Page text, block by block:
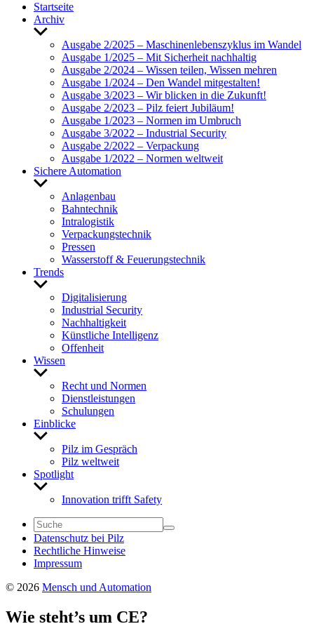
Start­seite
Archiv
Untermenü
anzeigenAusgabe 2/2025 – Maschi­nen­le­bens­zy­klus im Wandel
Ausgabe 1/2025 – Mit Sicher­heit nach­haltig
Ausgabe 2/2024 – Wissen teilen, Wissen mehren
Ausgabe 1/2024 – Den Wandel mitge­stalten!
Ausgabe 3/2023 – Wir blicken in die Zukunft!
Ausgabe 2/2023 – Pilz feiert Jubi­läum!
Ausgabe 1/2023 – Normen im Umbruch
Ausgabe 3/2022 – Indus­trial Security
Ausgabe 2/2022 – Verpa­ckung
Ausgabe 1/2022 – Normen welt­weit
Sichere Auto­ma­tion
Untermenü
anzeigenAnla­genbau
Bahn­technik
Intra­lo­gistik
Verpa­ckungs­technik
Pressen
Wasser­stoff & Feue­rungs­technik
Trends
Untermenü
anzeigenDigi­ta­li­sie­rung
Indus­trial Security
Nach­hal­tig­keit
Künst­liche Intel­li­genz
Offen­heit
Wissen
Untermenü
anzeigenRecht und Normen
Dienst­leis­tungen
Schu­lungen
Einblicke
Untermenü
anzeigenPilz im Gespräch
Pilz welt­weit
Spot­light
Untermenü
anzeigenInno­va­tion trifft Safety
Daten­schutz bei Pilz
Recht­liche Hinweise
Impressum
© 2026 Mensch und Automation
Wie steht’s um CE?